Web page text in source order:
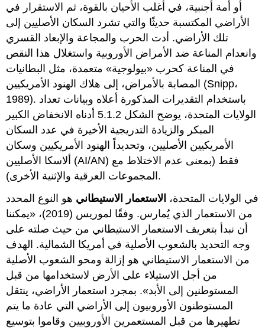
أو أمة أجنبية، في أغلب الأحيان بالقوة، ثم الاستقرار في
الأراضي المكتسبة حديثًا والتي تشرد السكان الأصليين إلى
تلك الأراضي. أدت الحرب والمجاعة والإبعاد القسري
وانعدام المناعة ضد الأمراض الأوروبية واستغلال هذا النقص
في المناعة كحرب «بيولوجية» متعمدة، مثل البطانيات
المصابة بالأمراض، إلى هلاك الهنود الأمريكيين (Snipp،
1989). باستخدام التقديرات المذكورة أعلاه وبيانات تعداد
الولايات المتحدة، يوضح الشكل 5.1.2 أدناه الانخفاض الكبير
المبكر والزيادة التدريجية الأخيرة في عدد السكان
الأمريكيين الأصليين، وتحديداً الهنود الأمريكيين وسكان
ألاسكا الأصليين (AI/AN) فقط (بمعنى عدم الاختلاط مع
المجموعات العرقية والإثنية الأخرى).
في الولايات المتحدة، الاستعمار الاستيطاني هو النوع المحدد
من الاستعمار الذي يُمارس. وفقًا لموريس (2019)، «يمكننا
أن نبدأ بتعريف الاستعمار الاستيطاني من حيث صلته على
وجه التحديد بالشعوب الأصلية في أمريكا الشمالية. الهدف
من الاستعمار الاستيطاني هو إزالة ومحو الشعوب الأصلية
من أجل الاستيلاء على الأرض لاستخدامها من قبل
المستوطنين إلى الأبد». بمجرد استعمار الأراضي، ينتقل
المستوطنون الأوروبيون إلى الأراضي التي عادة ما يتم
تطهيرها من قبل المستعمرين الأوروبيين وقاموا بتوسيع